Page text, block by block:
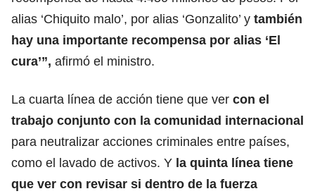
alias ‘Chiquito malo’, por alias ‘Gonzalito’ y también
hay una importante recompensa por alias ‘El
cura’”, afirmó el ministro.
La cuarta línea de acción tiene que ver con el
trabajo conjunto con la comunidad internacional
para neutralizar acciones criminales entre países,
como el lavado de activos. Y la quinta línea tiene
que ver con revisar si dentro de la fuerza